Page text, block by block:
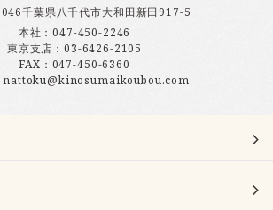
千葉県八千代市大和田新田917-5
本社：047-450-2246
東京支店：03-6426-2105
FAX：047-450-6360